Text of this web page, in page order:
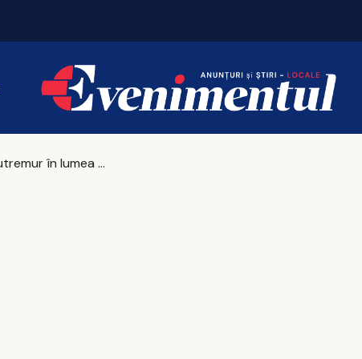
Iașul bogaților: taxa pe lux se triplează pentru
Cutremur în lumea ortodoxă românească!